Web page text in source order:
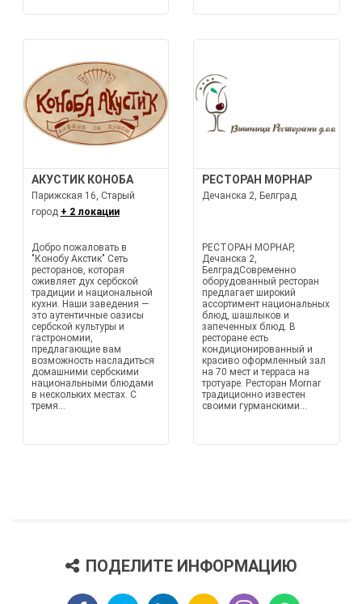
АКУСТИК КОНОБА
Парижская 16, Старый
город + 2 локации
Добро пожаловать в
"Конобу Акстик" Сеть
ресторанов, которая
оживляет дух сербской
традиции и национальной
кухни. Наши заведения —
это аутентичные оазисы
сербской культуры и
гастрономии,
предлагающие вам
возможность насладиться
домашними сербскими
национальными блюдами
в нескольких местах. С
тремя...
РЕСТОРАН МОРНАР
Дечанска 2, Белград
РЕСТОРАН МОРНАР,
Дечанска 2,
БелградСовременно
оборудованный ресторан
предлагает широкий
ассортимент национальных
блюд, шашлыков и
запеченных блюд. В
ресторане есть
кондиционированный и
красиво оформленный зал
на 70 мест и терраса на
тротуаре. Ресторан Мornar
традиционно известен
своими гурманскими...
ПОДЕЛИТЕ ИНФОРМАЦИЮ